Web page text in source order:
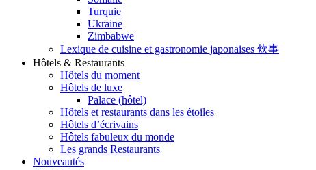
Turquie
Ukraine
Zimbabwe
Lexique de cuisine et gastronomie japonaises 炊事
Hôtels & Restaurants
Hôtels du moment
Hôtels de luxe
Palace (hôtel)
Hôtels et restaurants dans les étoiles
Hôtels d’écrivains
Hôtels fabuleux du monde
Les grands Restaurants
Nouveautés